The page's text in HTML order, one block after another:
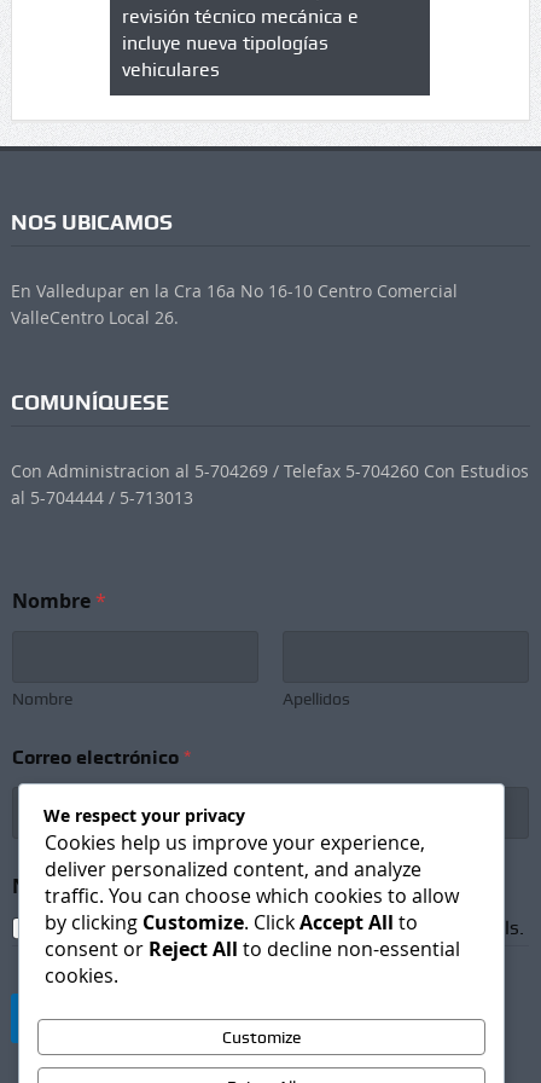
revisión técnico mecánica e
incluye nueva tipologías
vehiculares
cuáles
NOS UBICAMOS
En Valledupar en la Cra 16a No 16-10 Centro Comercial
ValleCentro Local 26.
COMUNÍQUESE
Con Administracion al 5-704269 / Telefax 5-704260 Con Estudios
al 5-704444 / 5-713013
Nombre*
Nombre Apellidos
Correo electrónico *
o
m
b
Newsletter Subscription *
I agree to receive newsletters and promotional emails.
Suscribirse
We respect your privacy
Cookies help us improve your experience,
deliver personalized content, and analyze
traffic. You can choose which cookies to allow
by clicking Customize. ClickAccept All to
consent or Reject All to decline non-essential
cookies.
Customize